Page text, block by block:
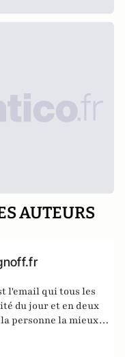
AUTEURS
l'email qui tous les
du jour et en deux
personne la mieux